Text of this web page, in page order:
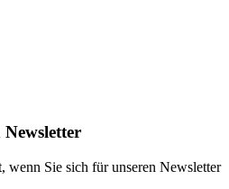
wenn Sie sich für unseren Newsletter